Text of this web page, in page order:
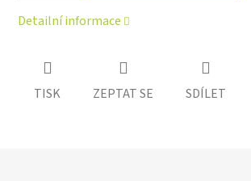
Detailní informace
TISK ZEPTAT SE SDÍLET